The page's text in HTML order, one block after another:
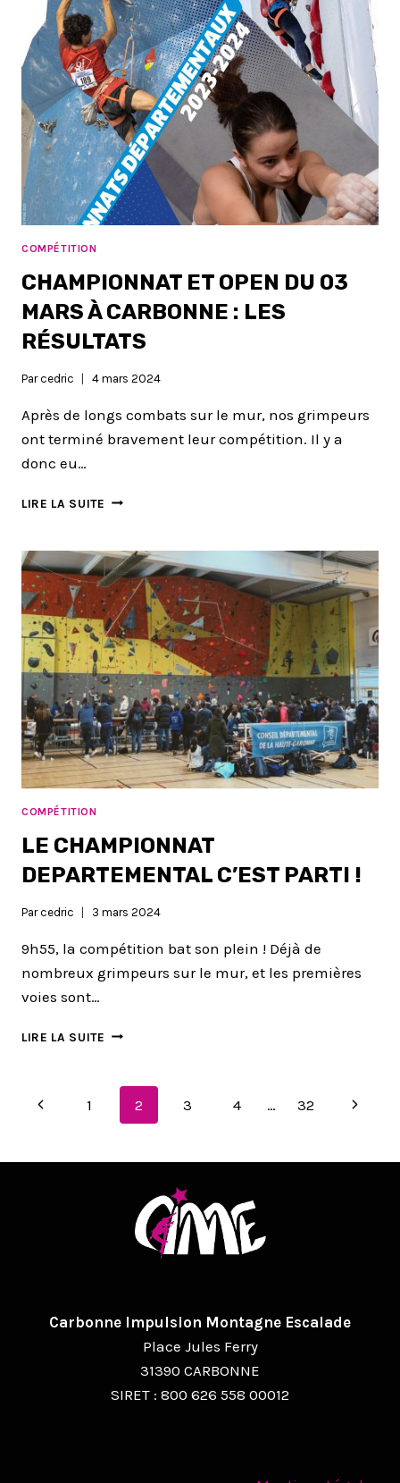
COMPÉTITION
CHAMPIONNAT ET OPEN DU 03
MARS À CARBONNE : LES
RÉSULTATS
Par cedric 4 mars 2024
Après de longs combats sur le mur, nos grimpeurs
ont terminé bravement leur compétition. Il y a
donc eu…
LIRE LA SUITE CHAMPIONNAT
DU
03
MARS
À
CARBONNE
:
LES
RÉSULTATS
COMPÉTITION
LE CHAMPIONNAT
DEPARTEMENTAL C’EST PARTI !
Par cedric 3 mars 2024
9h55, la compétition bat son plein ! Déjà de
nombreux grimpeurs sur le mur, et les premières
voies sont…
LIRE LA SUITE LE
C’EST
PARTI
NAVIGATION
Page
1 2 3 4 … 32
Page
Carbonne Impulsion Montagne Escalade
Place Jules Ferry
31390 CARBONNE
SIRET : 800 626 558 00012